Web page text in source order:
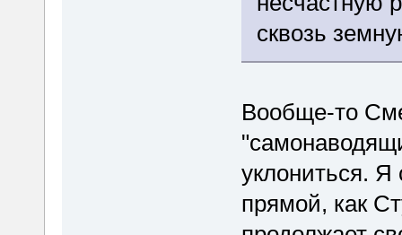
сквозь
Вообще-то
уклониться. Я
прямой, как